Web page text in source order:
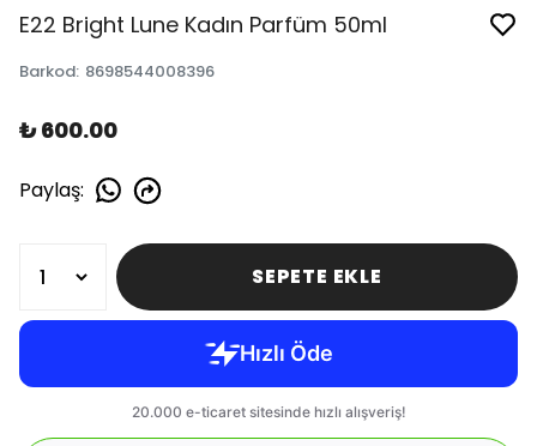
E22 Bright Lune Kadın Parfüm 50ml
Barkod: 8698544008396
₺ 600.00
Paylaş:
SEPETE EKLE